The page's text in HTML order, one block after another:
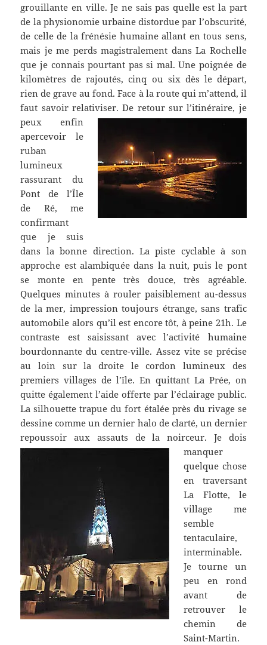
grouillante en ville. Je ne sais pas quelle est la part
de la physionomie urbaine distordue par l’obscurité,
de celle de la frénésie humaine allant en tous sens,
mais je me perds magistralement dans La Rochelle
que je connais pourtant pas si mal. Une poignée de
kilomètres de rajoutés, cinq ou six dès le départ,
rien de grave au fond. Face à la route qui m’attend, il
faut savoir relativiser.De retour sur l’itinéraire, je
peux enfin
apercevoir le
ruban
lumineux
rassurant du
Pont de l’Île
de Ré, me
confirmant
que je suis
dans la bonne direction. La piste cyclable à son
approche est alambiquée dans la nuit, puis le pont
se monte en pente très douce, très agréable.
Quelques minutes à rouler paisiblement au-dessus
de la mer, impression toujours étrange, sans trafic
automobile alors qu’il est encore tôt, à peine 21h. Le
contraste est saisissant avec l’activité humaine
bourdonnante du centre-ville. Assez vite se précise
au loin sur la droite le cordon lumineux des
premiers villages de l’île. En quittant La Prée, on
quitte également l’aide offerte par l’éclairage public.
La silhouette trapue du fort étalée près du rivage se
dessine comme un dernier halo de clarté, un dernier
repoussoir aux assauts de la noirceur. Je dois
manquer
quelque chose
en traversant
La Flotte, le
village me
semble
tentaculaire,
interminable.
Je tourne un
peu en rond
avant de
retrouver le
chemin de
Saint-Martin.